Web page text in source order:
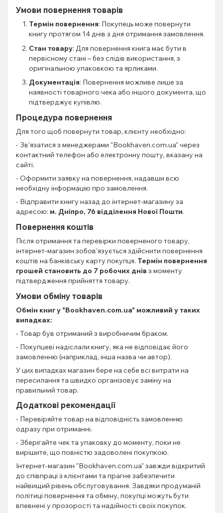
Умови повернення товарів
Термін повернення: Покупець може повернути
книгу протягом 14 днів з дня отримання замовлення.
Стан товару: Для повернення книга має бути в
первісному стані – без слідів використання, з
оригінальною упаковкою та ярликами.
Документація: Повернення можливе лише за
наявності товарного чека або іншого документа, що
підтверджує купівлю.
Процедура повернення
Для того щоб повернути товар, клієнту необхідно:
- Зв'язатися з менеджерами "Bookhaven.com.ua" через
контактний телефон або електронну пошту, вказану на
сайті.
- Оформити заявку на повернення, надавши всю
необхідну інформацію про замовлення.
- Відправити книгу назад до інтернет-магазину за
адресою: м. Дніпро, 76 відділення Нової Пошти.
Повернення коштів
Після отримання та перевірки поверненого товару,
інтернет-магазин зобов'язується здійснити повернення
коштів на банківську карту покупця. Термін повернення
грошей становить до 7 робочих днів з моменту
підтвердження прийняття товару.
Умови обміну товарів
Обмін книгу "Bookhaven.com.ua" можливий у таких
випадках:
- Товар був отриманий з виробничим браком.
- Покупцеві надіслали книгу, яка не відповідає його
замовленню (наприклад, інша назва чи автор).
У цих випадках магазин бере на себе всі витрати на
пересилання та швидко організовує заміну на
правильний товар.
Додаткові рекомендації
- Перевіряйте товар на відповідність замовленню
одразу при отриманні.
- Зберігайте чек та упаковку до моменту, поки не
вирішите, що повністю задоволені покупкою.
Інтернет-магазин "Bookhaven.com.ua" завжди відкритий
до співпраці з клієнтами та прагне забезпечити
найвищий рівень обслуговування. Завдяки продуманій
політиці повернення та обміну, покупці можуть бути
впевнені у прозорості та надійності своїх покупок.